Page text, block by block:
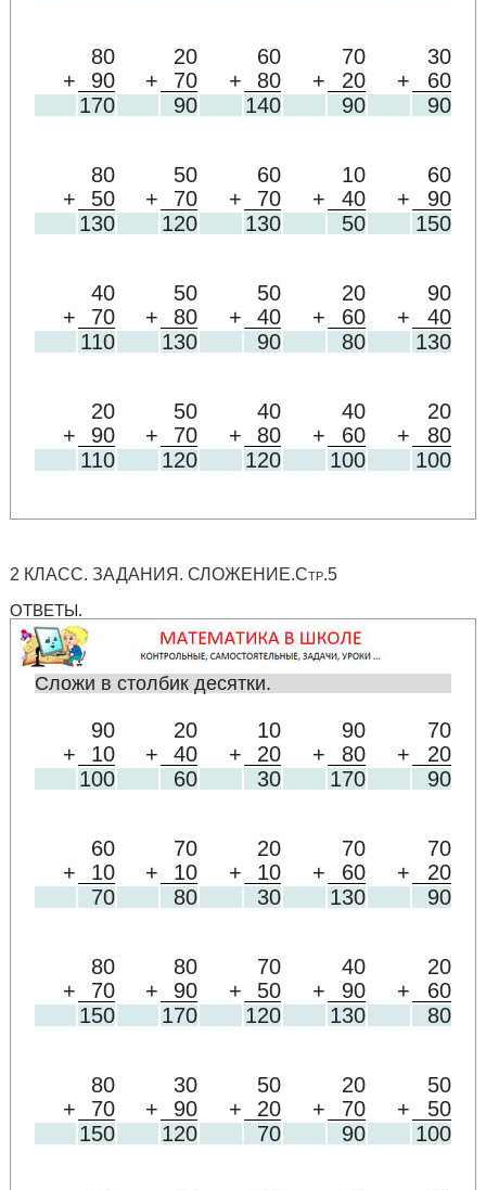
80 20 60 70
30
+
90 + 70 + 80 + 20 +
60
170
90 140 90 90
80 50 60 10
60
+
50 + 70 + 70 + 40 +
90
130
120 130 50 150
40 50 50 20
90
+
70 + 80 + 40 + 60 +
40
110
130 90 80 130
20 50 40 40
20
+
90 + 70 + 80 + 60 +
80
110
120 120 100 100
2 КЛАСС. ЗАДАНИЯ. СЛОЖЕНИЕ.Стр.5
ОТВЕТЫ.
Сложи в столбик десятки.
90 20 10 90
70
+
10 + 40 + 20 + 80 +
20
100
60 30 170 90
60 70 20 70
70
+
10 + 10 + 10 + 60 +
20
70
80 30 130 90
80 80 70 40
20
+
70 + 90 + 50 + 90 +
60
150
170 120 130 80
80 30 50 20
50
+
70 + 90 + 20 + 70 +
50
150
120 70 90 100